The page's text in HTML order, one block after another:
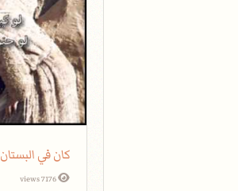
كان في البستان
7176 views